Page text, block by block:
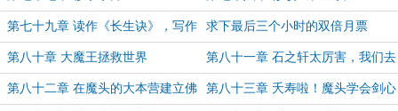
第七十九章 读作《长生诀》，写作
《不死印》
求下最后三个小时的双倍月票
第八十章 大魔王拯救世界 第八十一章 石之轩太厉害，我们去
找裴矩帮忙
第八十二章 在魔头的大本营建立佛 第八十三章 夭寿啦！魔头学会剑心